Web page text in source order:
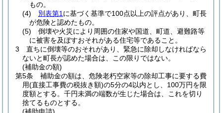
もの。
(4)
別表第1 に基づく基準で100点以上の評点があり、町長
が危険と認めたもの。
(5)
倒壊や火災により周囲の住家や国道、町道、避難路等
に被害を及ぼすおそれがある住宅等であること。
3
直ちに倒壊等のおそれがあり、緊急に除却しなければなら
ないと町長が認めた場合は、この限りではない。
(補助金の額)
第5条
補助金の額は、危険老朽空家等の除却工事に要する費
用(直接工事費の税抜き額)の5分の4以内とし、100万円を限
度額とする。 千円未満の端数が生じた場合は、これを切り
捨てるものとする。